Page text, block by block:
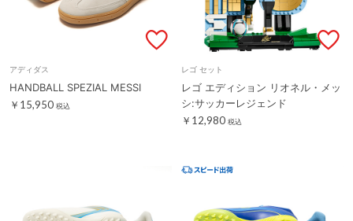
アディダス
HANDBALL SPEZIAL MESSI
￥15,950 税込
レゴ セット
レゴ エディション リオネル・メッ
シ:サッカーレジェンド
￥12,980 税込